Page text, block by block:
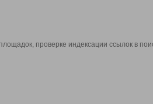
проверке индексации ссылок в